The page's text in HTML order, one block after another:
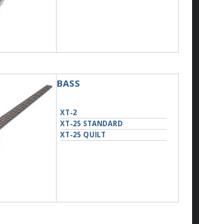
BASS
XT-2
XT-25 STANDARD
XT-25 QUILT